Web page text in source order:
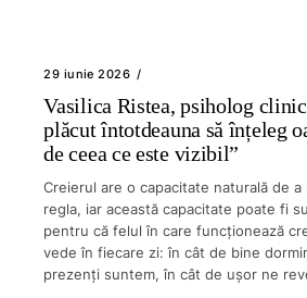
29 iunie 2026
Vasilica Ristea, psiholog
plăcut întotdeauna să înțeleg
de ceea ce este vizibil”
Creierul are o capacitate naturală de a
regla, iar această capacitate poate fi
pentru că felul în care funcționează
vede în fiecare zi: în cât de bine
prezenți suntem, în cât de ușor ne